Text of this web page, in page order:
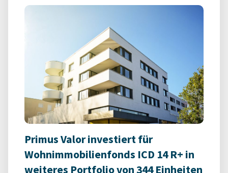
Primus Valor investiert für
Wohnimmobilienfonds ICD 14 R+ in
weiteres Portfolio von 344 Einheiten